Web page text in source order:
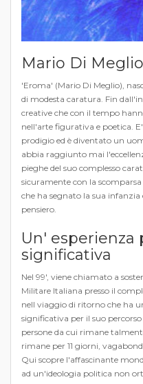
Mario Di Meglio
'Eroma' (Mario Di Meglio),
di modesta caratura. Fin
creative che con il tempo
nell'arte figurativa e poetica.
prodigio ed è diventato un
abbia raggiunto mai
pieghe del suo complesso
sicuramente con la
che ha segnato la sua
pensiero.
Un'
significativa
Nel 99', viene chiamato a
Militare Italiana presso il
nell viaggio di ritorno che ha
significativa per il suo
persone da cui rimane
rimane per 11 giorni,
Qui scopre l'affascinante
ad un'ideologia politica non